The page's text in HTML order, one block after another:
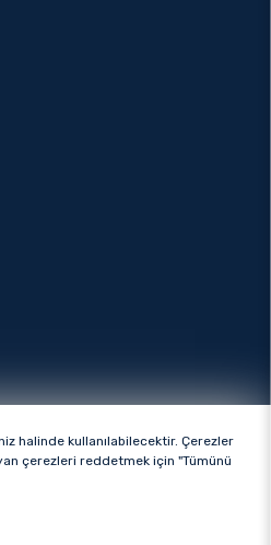
halinde kullanılabilecektir. Çerezler
çerezleri reddetmek için "Tümünü